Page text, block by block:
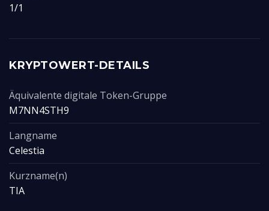
1/1
KRYPTOWERT-DETAILS
Äquivalente digitale Token-Gruppe
M7NN4STH9
Langname
Celestia
Kurzname(n)
TIA